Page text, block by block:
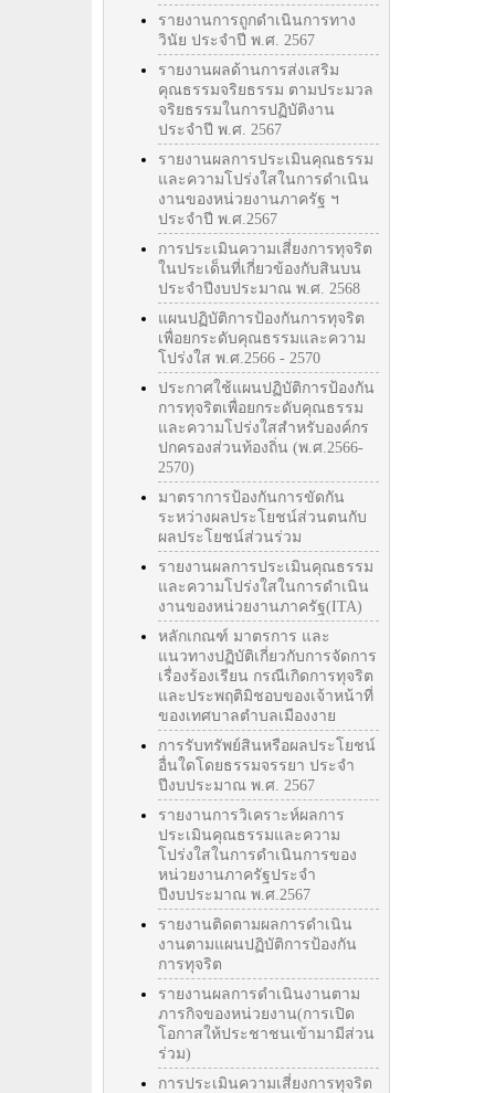
รายงานการถูกดำเนินการทาง
วินัย ประจำปี พ.ศ. 2567
รายงานผลด้านการส่งเสริม
คุณธรรมจริยธรรม ตามประมวล
จริยธรรมในการปฏิบัติงาน
ประจำปี พ.ศ. 2567
รายงานผลการประเมินคุณธรรม
และความโปร่งใสในการดำเนิน
งานของหน่วยงานภาครัฐ ฯ
ประจำปี พ.ศ.2567
การประเมินความเสี่ยงการทุจริต
ในประเด็นที่เกี่ยวข้องกับสินบน
ประจำปีงบประมาณ พ.ศ. 2568
แผนปฏิบัติการป้องกันการทุจริต
เพื่อยกระดับคุณธรรมและความ
โปร่งใส พ.ศ.2566 - 2570
ประกาศใช้แผนปฏิบัติการป้องกัน
การทุจริตเพื่อยกระดับคุณธรรม
และความโปร่งใสสำหรับองค์กร
ปกครองส่วนท้องถิ่น (พ.ศ.2566-
2570)
มาตราการป้องกันการขัดกัน
ระหว่างผลประโยชน์ส่วนตนกับ
ผลประโยชน์ส่วนร่วม
รายงานผลการประเมินคุณธรรม
และความโปร่งใสในการดำเนิน
งานของหน่วยงานภาครัฐ(ITA)
หลักเกณฑ์ มาตรการ และ
แนวทางปฏิบัติเกี่ยวกับการจัดการ
เรื่องร้องเรียน กรณีเกิดการทุจริต
และประพฤติมิชอบของเจ้าหน้าที่
ของเทศบาลตำบลเมืองงาย
การรับทรัพย์สินหรือผลประโยชน์
อื่นใดโดยธรรมจรรยา ประจำ
ปีงบประมาณ พ.ศ. 2567
รายงานการวิเคราะห์ผลการ
ประเมินคุณธรรมและความ
โปร่งใสในการดำเนินการของ
หน่วยงานภาครัฐประจำ
ปีงบประมาณ พ.ศ.2567
รายงานติดตามผลการดำเนิน
งานตามแผนปฏิบัติการป้องกัน
การทุจริต
รายงานผลการดำเนินงานตาม
ภารกิจของหน่วยงาน(การเปิด
โอกาสให้ประชาชนเข้ามามีส่วน
ร่วม)
การประเมินความเสี่ยงการทุจริต